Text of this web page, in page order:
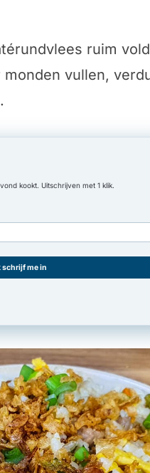
ruim
vullen,
kookt. Uitschrijven met 1 klik.
schrijf me in